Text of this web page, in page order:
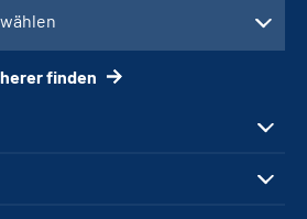
finden